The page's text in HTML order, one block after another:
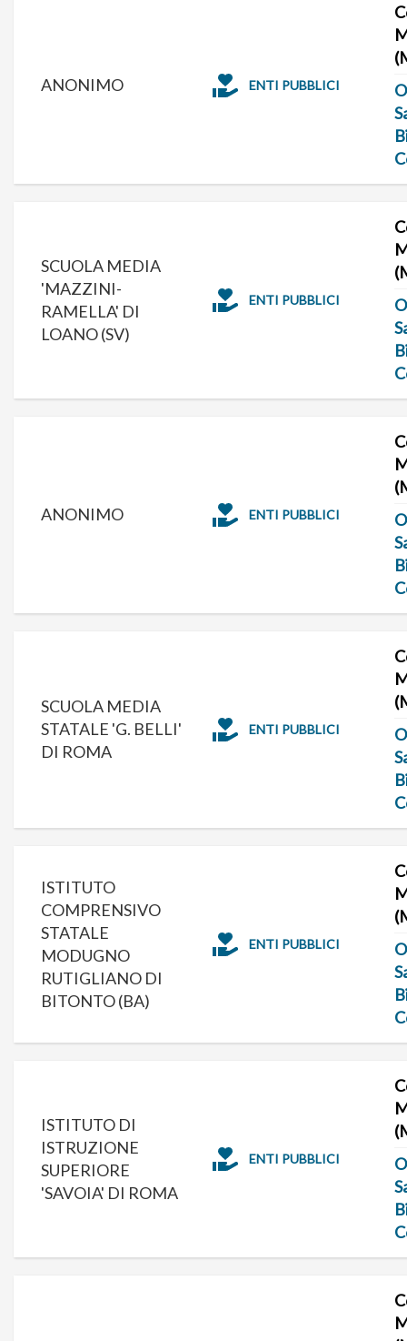
ANONIMO ENTI PUBBLICI
SCUOLA MEDIA
'MAZZINI-
RAMELLA' DI
LOANO (SV)
ENTI PUBBLICI
ANONIMO ENTI PUBBLICI
SCUOLA MEDIA
STATALE 'G. BELLI'
DI ROMA
ENTI PUBBLICI
ISTITUTO
COMPRENSIVO
STATALE
MODUGNO
RUTIGLIANO DI
BITONTO (BA)
ENTI PUBBLICI
ISTITUTO DI
ISTRUZIONE
SUPERIORE
'SAVOIA' DI ROMA
ENTI PUBBLICI